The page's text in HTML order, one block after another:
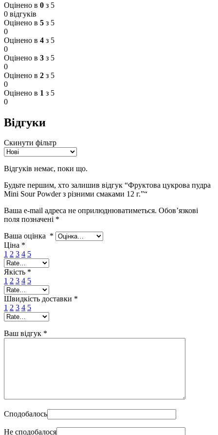
Оцінено в 0 з 5
0 відгуків
Оцінено в 5 з 5
0
Оцінено в 4 з 5
0
Оцінено в 3 з 5
0
Оцінено в 2 з 5
0
Оцінено в 1 з 5
0
Відгуки
Скинути фільтр
Відгуків немає, поки що.
Будьте першим, хто залишив відгук “Фруктова цукрова пудра
Mini Sour Powder з різними смаками 12 г.”“
Ваша e-mail адреса не оприлюднюватиметься. Обов’язкові
поля позначені *
Ваша оцінка *
Ціна *
1 2 3 4 5
Якість *
1 2 3 4 5
Швидкість доставки *
1 2 3 4 5
Ваш відгук *
Сподобалось
Не сподобалося